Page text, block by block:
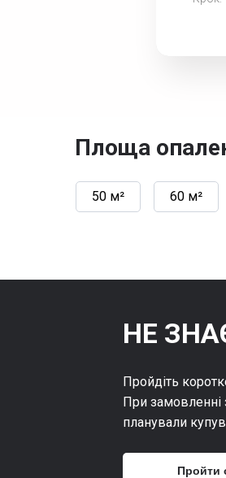
50 м² 60 м²
Площа
НЕ
Пройдіть
При замовленні
планували
Пройти